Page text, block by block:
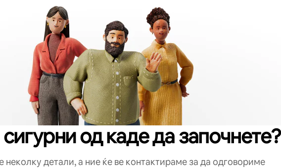
од каде да започнете?
неколку детали, а ние ќе ве контактираме за да одговориме